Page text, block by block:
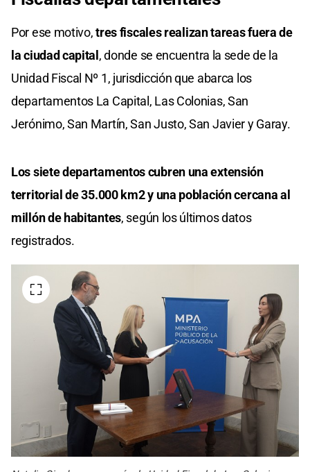
Por ese motivo,tres fiscales realizan tareas fuera de
la ciudad capital, donde se encuentra la sede de la
Unidad Fiscal Nº 1, jurisdicción que abarca los
departamentos La Capital, Las Colonias, San
Jerónimo, San Martín, San Justo, San Javier y Garay.
Los siete departamentos cubren una extensión
territorial de 35.000 km2 y una población cercana al
millón de habitantes, según los últimos datos
registrados.